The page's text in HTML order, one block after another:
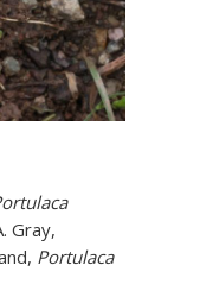
Gray,
Portulaca